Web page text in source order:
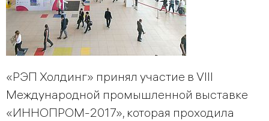
«РЭП Холдинг» принял участие в VIII
Международной промышленной выставке
«ИННОПРОМ-2017», которая проходила